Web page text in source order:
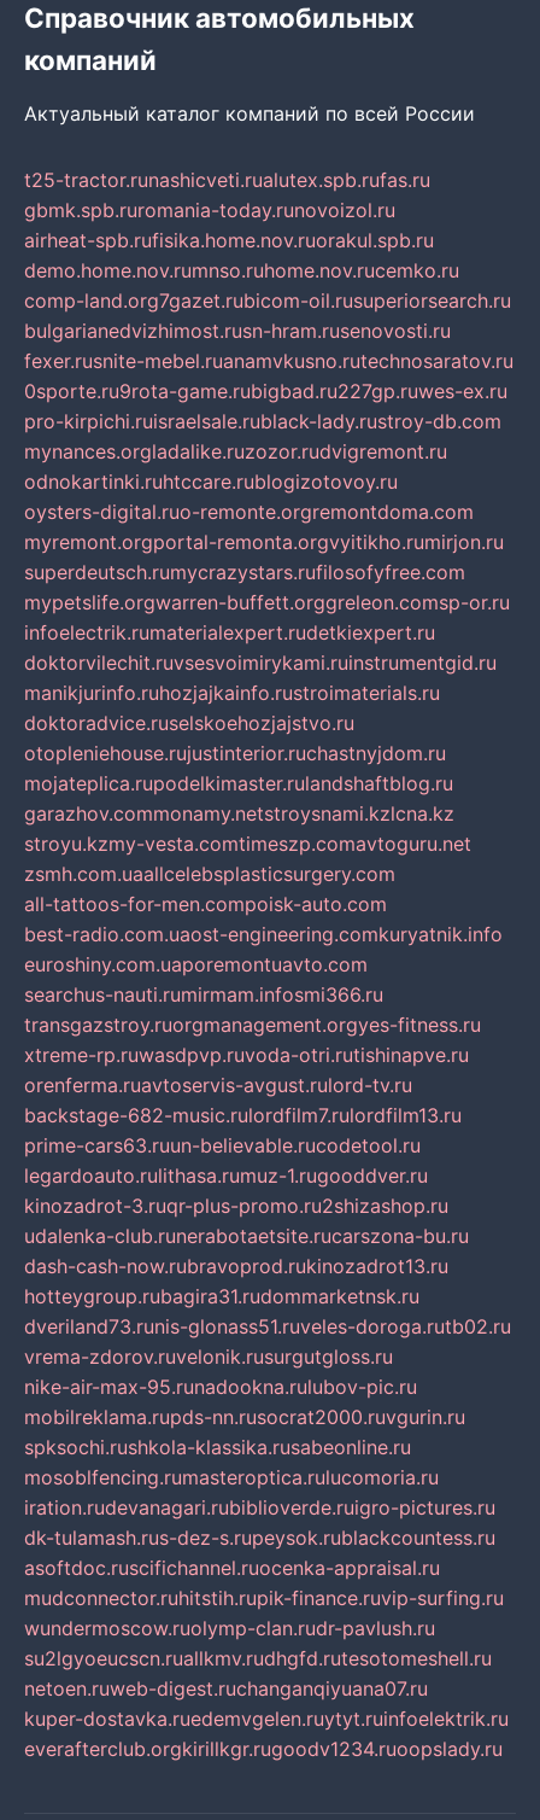
Справочник автомобильных
компаний
Актуальный каталог компаний по всей России
t25-tractor.runashicveti.rualutex.spb.rufas.ru
gbmk.spb.ruromania-today.runovoizol.ru
airheat-spb.rufisika.home.nov.ruorakul.spb.ru
demo.home.nov.rumnso.ruhome.nov.rucemko.ru
comp-land.org7gazet.rubicom-oil.rusuperiorsearch.ru
bulgarianedvizhimost.rusn-hram.rusenovosti.ru
fexer.rusnite-mebel.ruanamvkusno.rutechnosaratov.ru
0sporte.ru9rota-game.rubigbad.ru227gp.ruwes-ex.ru
pro-kirpichi.ruisraelsale.rublack-lady.rustroy-db.com
mynances.orgladalike.ruzozor.rudvigremont.ru
odnokartinki.ruhtccare.rublogizotovoy.ru
oysters-digital.ruo-remonte.orgremontdoma.com
myremont.orgportal-remonta.orgvyitikho.rumirjon.ru
superdeutsch.rumycrazystars.rufilosofyfree.com
mypetslife.orgwarren-buffett.orggreleon.comsp-or.ru
infoelectrik.rumaterialexpert.rudetkiexpert.ru
doktorvilechit.ruvsesvoimirykami.ruinstrumentgid.ru
manikjurinfo.ruhozjajkainfo.rustroimaterials.ru
doktoradvice.ruselskoehozjajstvo.ru
otopleniehouse.rujustinterior.ruchastnyjdom.ru
mojateplica.rupodelkimaster.rulandshaftblog.ru
garazhov.commonamy.netstroysnami.kzlcna.kz
stroyu.kzmy-vesta.comtimeszp.comavtoguru.net
zsmh.com.uaallcelebsplasticsurgery.com
all-tattoos-for-men.compoisk-auto.com
best-radio.com.uaost-engineering.comkuryatnik.info
euroshiny.com.uaporemontuavto.com
searchus-nauti.rumirmam.infosmi366.ru
transgazstroy.ruorgmanagement.orgyes-fitness.ru
xtreme-rp.ruwasdpvp.ruvoda-otri.rutishinapve.ru
orenferma.ruavtoservis-avgust.rulord-tv.ru
backstage-682-music.rulordfilm7.rulordfilm13.ru
prime-cars63.ruun-believable.rucodetool.ru
legardoauto.rulithasa.rumuz-1.rugooddver.ru
kinozadrot-3.ruqr-plus-promo.ru2shizashop.ru
udalenka-club.runerabotaetsite.rucarszona-bu.ru
dash-cash-now.rubravoprod.rukinozadrot13.ru
hotteygroup.rubagira31.rudommarketnsk.ru
dveriland73.runis-glonass51.ruveles-doroga.rutb02.ru
vrema-zdorov.ruvelonik.rusurgutgloss.ru
nike-air-max-95.runadookna.rulubov-pic.ru
mobilreklama.rupds-nn.rusocrat2000.ruvgurin.ru
spksochi.rushkola-klassika.rusabeonline.ru
mosoblfencing.rumasteroptica.rulucomoria.ru
iration.rudevanagari.rubiblioverde.ruigro-pictures.ru
dk-tulamash.rus-dez-s.rupeysok.rublackcountess.ru
asoftdoc.ruscifichannel.ruocenka-appraisal.ru
mudconnector.ruhitstih.rupik-finance.ruvip-surfing.ru
wundermoscow.ruolymp-clan.rudr-pavlush.ru
su2lgyoeucscn.ruallkmv.rudhgfd.rutesotomeshell.ru
netoen.ruweb-digest.ruchanganqiyuana07.ru
kuper-dostavka.ruedemvgelen.ruytyt.ruinfoelektrik.ru
everafterclub.orgkirillkgr.rugoodv1234.ruoopslady.ru